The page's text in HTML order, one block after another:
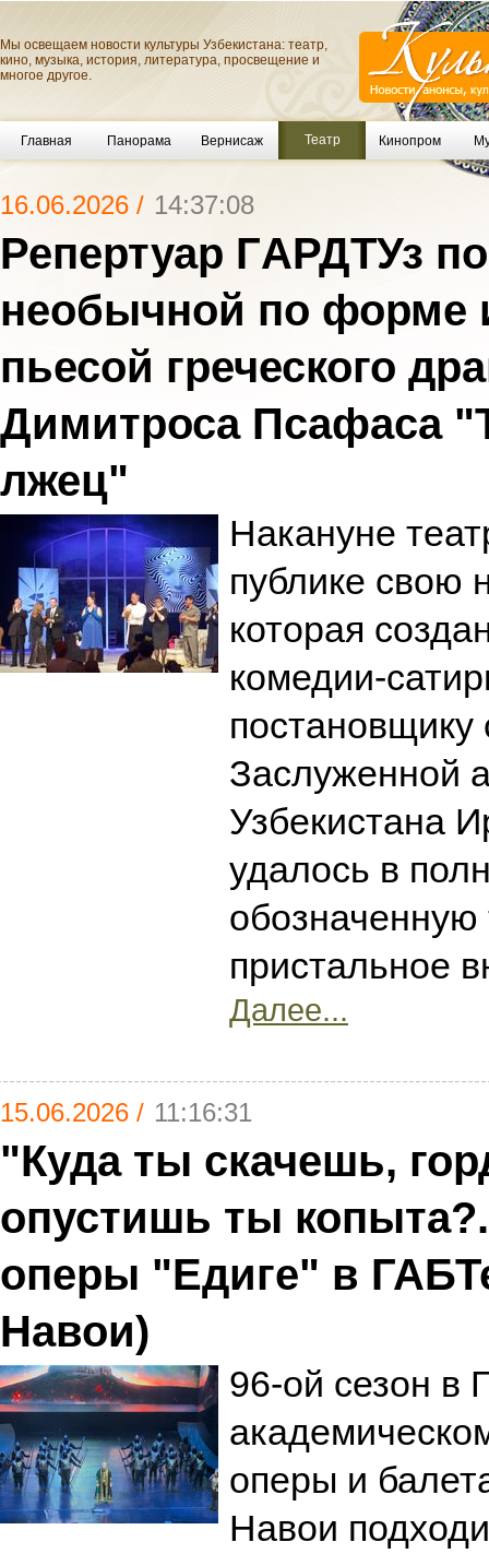
Мы освещаем новости культуры Узбекистана: театр,
кино, музыка, история, литература, просвещение и
многое другое.
Главная Панорама Вернисаж Театр Кинопром
16.06.2026 / 14:37:08
Репертуар ГAРДТУз
необычной по форме
пьесой греческого
Димитроса Псафаса
лжец"
Накануне
публике свою
которая
комедии-
постановщику
Заслуженной
Узбекистана
удалось в
обозначенную
пристальное
Далее...
15.06.2026 / 11:16:31
"Куда ты скачешь,
опустишь ты
оперы "Едиге" в
Навои)
96-ой сезон в
оперы и
Навои